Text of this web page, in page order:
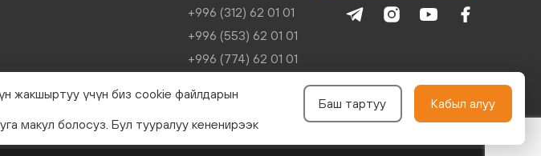
жакшыртуу үчүн биз cookie файлдарын
макул болосуз. Бул тууралуу кененирээк
Баш тартуу Кабыл алуу
+996 (312) 62 01 01
+996 (553) 62 01 01
+996 (774) 62 01 01
+996 (704) 62 01 01